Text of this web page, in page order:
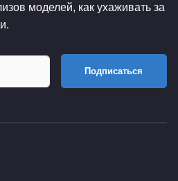
моделей, как ухаживать за
Подписаться